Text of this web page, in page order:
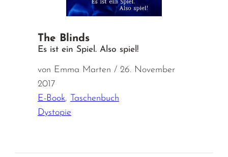
The Blinds
Es ist ein Spiel. Also spiel!
von Emma Marten / 26. November
2017
E-Book,
Taschenbuch
Dystopie